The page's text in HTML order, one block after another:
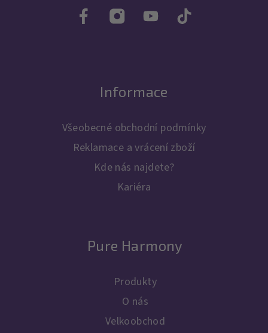
Informace
Všeobecné obchodní podmínky
Reklamace a vrácení zboží
Kde nás najdete?
Kariéra
Pure Harmony
Produkty
O nás
Velkoobchod